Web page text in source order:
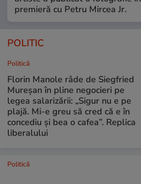
premieră cu Petru Mircea Jr.
POLITIC
Politică
Florin Manole râde de Siegfried
Mureșan în pline negocieri pe
legea salarizării: „Sigur nu e pe
plajă. Mi-e greu să cred că e în
concediu și bea o cafea”. Replica
liberalului
Politică